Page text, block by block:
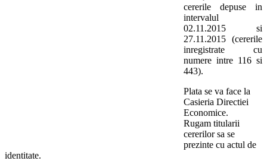
cererile depuse in
intervalul
02.11.2015 si
27.11.2015 (cererile
inregistrate cu
numere intre 116 si
443).
Plata se va face la
Casieria Directiei
Economice.
Rugam titularii
cererilor sa se
prezinte cu actul de
identitate.